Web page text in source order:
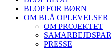
BLOP FOR BØRN
OM BLÅ OPLEVELSER
OM PROJEKTET
PRESSE